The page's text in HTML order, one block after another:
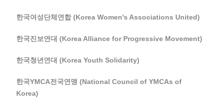
한국여성단체연합 (Korea Women's Associations United)
한국진보연대 (Korea Alliance for Progressive Movement)
한국청년연대 (Korea Youth Solidarity)
한국YMCA전국연맹 (National Council of YMCAs of
Korea)